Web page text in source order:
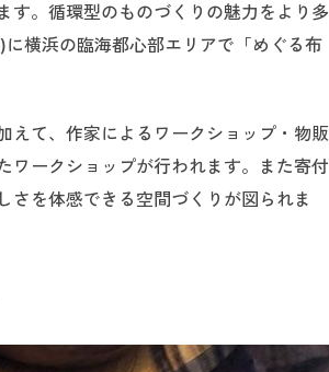
す。循環型のものづくりの魅力をより多
横浜の臨海都心部エリアで「めぐる布
えて、作家によるワークショップ・物販
ワークショップが行われます。また寄付
さを体感できる空間づくりが図られま